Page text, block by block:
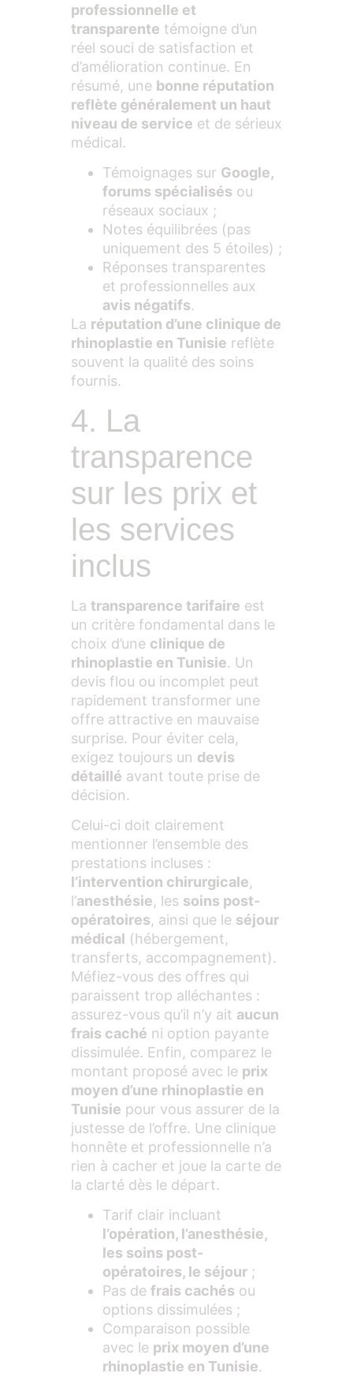
professionnelle et
transparente témoigne d’un
réel souci de satisfaction et
d’amélioration continue. En
résumé, une bonne réputation
reflète généralement un haut
niveau de service et de sérieux
médical.
Témoignages sur Google,
forums spécialisés ou
réseaux sociaux ;
Notes équilibrées (pas
uniquement des 5 étoiles) ;
Réponses transparentes
et professionnelles aux
avis négatifs.
La réputation d’une clinique de
rhinoplastie en Tunisie reflète
souvent la qualité des soins
fournis.
4. La
transparence
sur les prix et
les services
inclus
La transparence tarifaire est
un critère fondamental dans le
choix d’une clinique de
rhinoplastie en Tunisie. Un
devis flou ou incomplet peut
rapidement transformer une
offre attractive en mauvaise
surprise. Pour éviter cela,
exigez toujours un devis
détaillé avant toute prise de
décision.
Celui-ci doit clairement
mentionner l’ensemble des
prestations incluses :
l’intervention chirurgicale,
l’anesthésie, les soins post-
opératoires, ainsi que le séjour
médical (hébergement,
transferts, accompagnement).
Méfiez-vous des offres qui
paraissent trop alléchantes :
assurez-vous qu’il n’y ait aucun
frais caché ni option payante
dissimulée. Enfin, comparez le
montant proposé avec le prix
moyen d’une rhinoplastie en
Tunisie pour vous assurer de la
justesse de l’offre. Une clinique
honnête et professionnelle n’a
rien à cacher et joue la carte de
la clarté dès le départ.
Tarif clair incluant
l’opération, l’anesthésie,
les soins post-
opératoires, le séjour ;
Pas de frais cachés ou
options dissimulées ;
Comparaison possible
avec le prix moyen d’une
rhinoplastie en Tunisie.